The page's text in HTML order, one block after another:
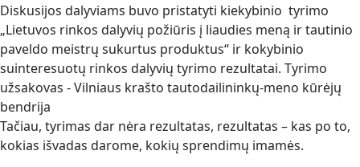
Diskusijos dalyviams buvo pristatyti kiekybinio tyrimo
„Lietuvos rinkos dalyvių požiūris į liaudies meną ir tautinio
paveldo meistrų sukurtus produktus“ ir kokybinio
suinteresuotų rinkos dalyvių tyrimo rezultatai. Tyrimo
užsakovas - Vilniaus krašto tautodailininkų-meno kūrėjų
bendrija
Tačiau, tyrimas dar nėra rezultatas, rezultatas – kas po to,
kokias išvadas darome, kokių sprendimų imamės.